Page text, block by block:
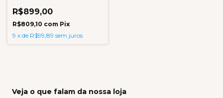
R$899,00
R$809,10 com Pix
9 x de R$99,89 sem juros
Veja o que falam da nossa loja